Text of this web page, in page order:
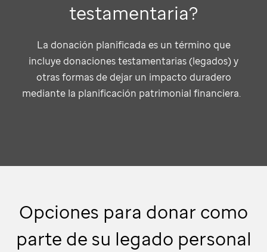
testamentaria?
La donación planificada es un término que
incluye donaciones testamentarias (legados) y
otras formas de dejar un impacto duradero
mediante la planificación patrimonial financiera.
Opciones para donar como
parte de su legado personal